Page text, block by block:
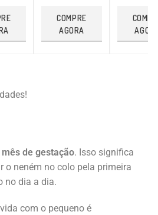
COMPRE
AGORA
COMPRE
AGORA
de gestação. Isso significa
o neném no colo pela primeira
no dia a dia.
com o pequeno é